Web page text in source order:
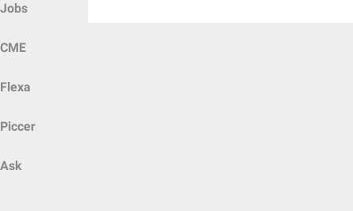
Jobs
CME
Flexa
Piccer
Ask